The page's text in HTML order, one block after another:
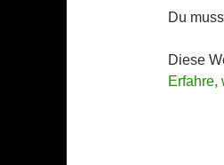
Du
Diese
Erfahre,